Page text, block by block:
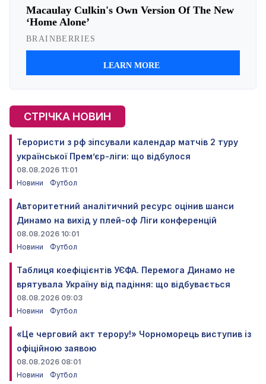
СТРІЧКА НОВИН
Терористи з рф зіпсували календар матчів 2 туру
української Прем’єр-ліги: що відбулося
08.08.2026 11:01
Новини
Футбол
Авторитетний аналітичний ресурс оцінив шанси
Динамо на вихід у плей-оф Ліги конференцій
08.08.2026 10:01
Новини
Футбол
Таблиця коефіцієнтів УЄФА. Перемога Динамо не
врятувала Україну від падіння: що відбувається
08.08.2026 09:03
Новини
Футбол
«Це черговий акт терору!» Чорноморець виступив із
офіційною заявою
08.08.2026 08:01
Новини
Футбол